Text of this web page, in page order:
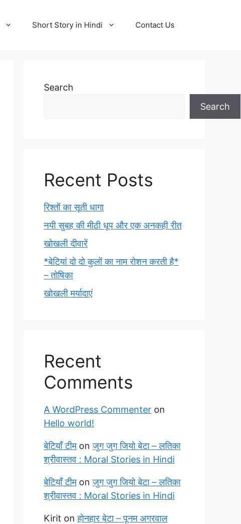
Short Story in Hindi Contact Us
Search
Search
Recent Posts
रिश्तों का सूती धागा
नयी सुबह की मीठी धूप और एक अनकही रीत
खोखली दीवारें
*बेटियां दो दो कुलों का नाम रोशन करती है*
– तोषिका
खोखली मर्यादाएं
Recent
Comments
A WordPress Commenter on
Hello world!
बेटियाँ टीमonजुग जुग जियो बेटा – लतिका
श्रीवास्तव : Moral Stories in Hindi
बेटियाँ टीमonजुग जुग जियो बेटा – लतिका
श्रीवास्तव : Moral Stories in Hindi
Kirit onहोनहार बेटा – पूनम अग्रवाल